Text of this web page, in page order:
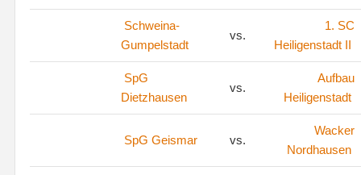
Schweina-
Gumpelstadt
vs.
1. SC
Heiligenstadt II
SpG
Dietzhausen
vs.
Aufbau
Heiligenstadt
SpG Geismar vs.
Wacker
Nordhausen